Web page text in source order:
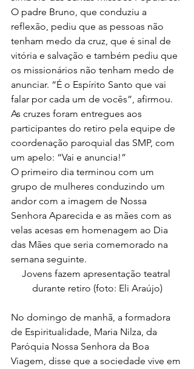
O padre Bruno, que conduziu a
reflexão, pediu que as pessoas não
tenham medo da cruz, que é sinal de
vitória e salvação e também pediu que
os missionários não tenham medo de
anunciar. “É o Espírito Santo que vai
falar por cada um de vocês”, afirmou.
As cruzes foram entregues aos
participantes do retiro pela equipe de
coordenação paroquial das SMP, com
um apelo: “Vai e anuncia!”
O primeiro dia terminou com um
grupo de mulheres conduzindo um
andor com a imagem de Nossa
Senhora Aparecida e as mães com as
velas acesas em homenagem ao Dia
das Mães que seria comemorado na
semana seguinte.
Jovens fazem apresentação teatral
durante retiro (foto: Eli Araújo)
No domingo de manhã, a formadora
de Espiritualidade, Maria Nilza, da
Paróquia Nossa Senhora da Boa
Viagem, disse que a sociedade vive em